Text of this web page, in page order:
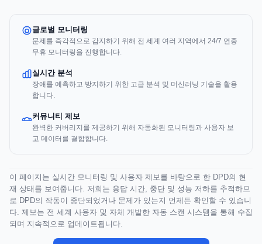
글로벌 모니터링
문제를 즉각적으로 감지하기 위해 전 세계 여러 지역에서 24/7 연중
무휴 모니터링을 진행합니다.
실시간 분석
장애를 예측하고 방지하기 위한 고급 분석 및 머신러닝 기술을 활용
합니다.
커뮤니티 제보
완벽한 커버리지를 제공하기 위해 자동화된 모니터링과 사용자 보
고 데이터를 결합합니다.
이 페이지는 실시간 모니터링 및 사용자 제보를 바탕으로 한 DPD의 현
재 상태를 보여줍니다. 저희는 응답 시간, 중단 및 성능 저하를 추적하므
로 DPD의 작동이 중단되었거나 문제가 있는지 언제든 확인할 수 있습니
다. 제보는 전 세계 사용자 및 자체 개발한 자동 스캔 시스템을 통해 수집
되며 지속적으로 업데이트됩니다.